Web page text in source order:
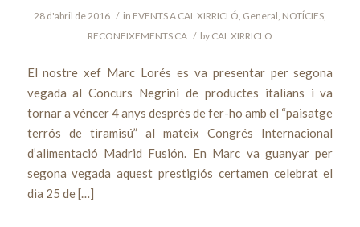
28 d'abril de 2016 / in EVENTS A CAL XIRRICLÓ, General, NOTÍCIES,
RECONEIXEMENTS CA / by CAL XIRRICLO
El nostre xef Marc Lorés es va presentar per segona
vegada al Concurs Negrini de productes italians i va
tornar a véncer 4 anys després de fer-ho amb el “paisatge
terrós de tiramisú” al mateix Congrés Internacional
d’alimentació Madrid Fusión. En Marc va guanyar per
segona vegada aquest prestigiós certamen celebrat el
dia 25 de […]